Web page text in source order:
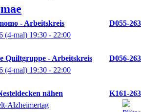
- Arbeitskreis
D055-263
(4-mal) 19:30 - 22:00
Quiltgruppe - Arbeitskreis
D056-263
(4-mal) 19:30 - 22:00
nähen
K161-263
Alzheimertag